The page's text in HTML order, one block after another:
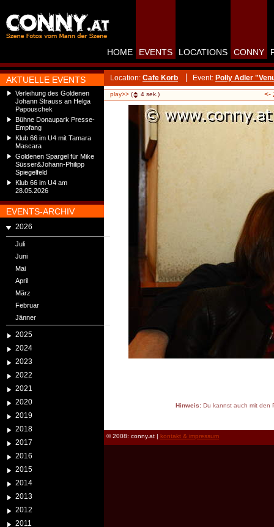
AKTUELLE EVENTS
Verleihung des Goldenen
Johann Strauss an Helga
Papouschek
Bühne Donaupark Presse-
Empfang
Klub 66 im U4 mit Tamara
Mascara
Goldenen Spargel für Mike
Süsser&Johann-Philipp
Spiegelfeld
Klub 66 im U4 am
28.05.2026
EVENTS-ARCHIV
2026
Juli
Juni
Mai
April
März
Februar
Jänner
2025
2024
2023
2022
2021
2020
2019
2018
2017
2016
2015
2014
2013
2012
2011
HOME EVENTS LOCATIONS CONNY
Location: Cafe Korb Event: Polly Adler
play>> ( 4 sek.) <-
Hinweis:Du kannst auch mit den
© 2008: conny.at | kontakt & impressum